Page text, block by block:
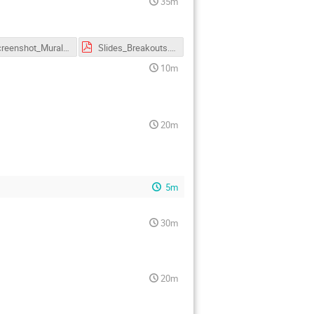
Screenshot_Mural_gesamt.png
Slides_Breakouts.pdf
10m
20m
5m
30m
20m